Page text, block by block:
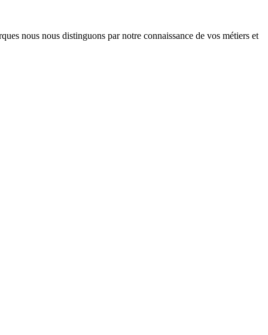
nous nous distinguons par notre connaissance de vos métiers et